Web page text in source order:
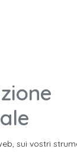
sui vostri